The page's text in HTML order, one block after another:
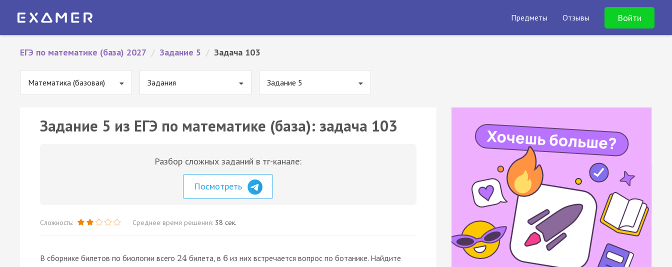
Предметы Отзывы Войти
ЕГЭ по математике (база) 2027 / Задание 5 / Задача 103
Математика (базовая) Задания Задание 5
Задание 5 из ЕГЭ по математике (база): задача 103
Разбор сложных заданий в тг-канале:
Посмотреть
Сложность: Среднее время решения: 38 сек.
В сборнике билетов по биологии всего 24 билета, в 6 из них встречается вопрос по ботанике. Найдите